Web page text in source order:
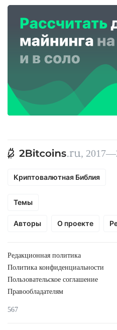
,
Криптовалютная Библия
Темы
Авторы О проекте
Редакционная политика
Политика конфиденциальности
Пользовательское соглашение
Правообладателям
567